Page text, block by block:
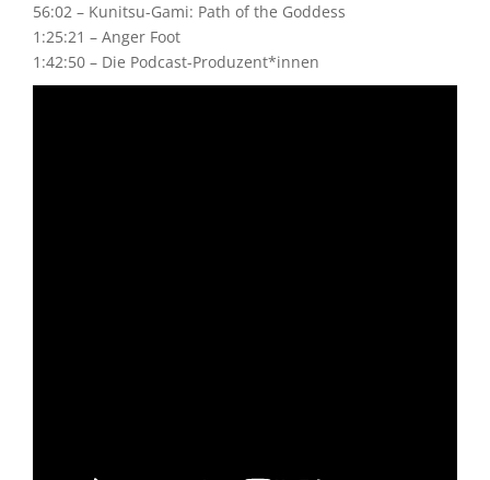
56:02 – Kunitsu-Gami: Path of the Goddess
1:25:21 – Anger Foot
1:42:50 – Die Podcast-Produzent*innen